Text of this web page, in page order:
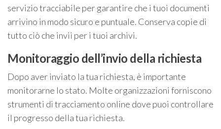
servizio tracciabile per garantire che i tuoi documenti
arrivino in modo sicuro e puntuale. Conserva copie di
tutto ciò che invii per i tuoi archivi.
Monitoraggio dell’invio della richiesta
Dopo aver inviato la tua richiesta, è importante
monitorarne lo stato. Molte organizzazioni forniscono
strumenti di tracciamento online dove puoi controllare
il progresso della tua richiesta.